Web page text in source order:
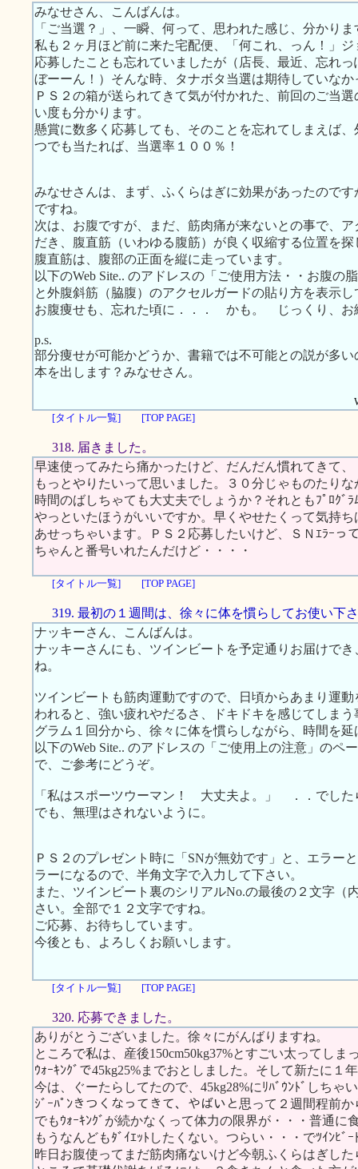
みなせさん、こんばんは。
「ご当選？」、一瞬、何って、思われた感じ、分かりま
私も２ヶ月ほど前に来た宅配便、「何これ、っん！」
応募したことも忘れていましたが（店長、最近、忘れ
ぼーーん！）そんな時、タナボタ当選は期待していな
ＰＳ２の箱が送られてきて気が付かれた、前回のご当
い度も分かります。
懸賞に数多く応募しても、そのことを忘れてしまえば
つでも当たれば、当選率１００％！
みなせさんは、まず、ふくらはぎに効果があったので
ですね。
次は、お腹ですが、まだ、筋肉痛が来ないとの事で、
だき、腹直筋（いわゆる腹筋）が良く収縮する位置を探
腹直筋は、腹部の正面を縦に走っています。
以下のWeb Site.. のアドレスの「ご使用方法・・お腹の
と外腹斜筋（脇腹）のアクセルガードの貼り方を表示
お腹痩せも、忘れた頃に．．． かも。 じっくり、お
p.s.
部分痩せが可能かどうか、書籍では不可能との説が多
本を出します？みなせさん。
[タイトル一覧]
[TOP PAGE]
318. 届きました。
早速使ってみたら痛かったけど、だんだん慣れてきて、
もっとやりたいって思いました。３０分じゃものたりな
時間のばしちゃても大丈夫でしょうか？それともﾌﾟﾛｸﾞﾗ
やっといたほうがいいですか。早くやせたくって気持ち
あせっちゃいます。ＰＳ２応募したいけど、ＳＮｴﾗｰっ
ちゃんと番号いれたんだけど・・・・
[タイトル一覧] [TOP PAGE]
319. 最初の１週間は、徐々に体を慣らしてお使い下
ナッキーさん、こんばんは。
ナッキーさんにも、ツインビートを予定通りお届けで
ね。
ツインビートも筋肉運動ですので、日頃からあまり運
われると、強い疲れやだるさ、ドキドキを感じてしま
グラム１回分から、徐々に体を慣らしながら、時間を
以下のWeb Site.. のアドレスの「ご使用上の注意」のペ
で、ご参考にどうぞ。
「私はスポーツウーマン！ 大丈夫よ。」 ．．でした
でも、無理はされないように。
ＰＳ２のプレゼント時に「SNが無効です」と、エラー
ラーになるので、半角文字で入力して下さい。
また、ツインビート裏のシリアルNo.の最後の２文字（
さい。全部で１２文字ですね。
ご応募、お待ちしています。
今後とも、よろしくお願いします。
[タイトル一覧] [TOP PAGE]
320. 応募できました。
ありがとうございました。徐々にがんばりますね。
ところで私は、産後150cm50kg37%とすごい太ってしま
ｳｫｰｷﾝｸﾞで45kg25%までおとしました。そして新たに１
今は、ぐーたらしてたので、45kg28%にﾘﾊﾞｳﾝﾄﾞしちゃ
ｼﾞｰﾊﾟﾝきつくなってきて、やばいと思って２週間程前か
でもｳｫｰｷﾝｸﾞが続かなくって体力の限界が・・・普通に
もうなんどもﾀﾞｲｴｯﾄしたくない。つらい・・・でﾂｲﾝﾋﾞ
昨日お腹使ってまだ筋肉痛ないけど今朝ふくらはぎし